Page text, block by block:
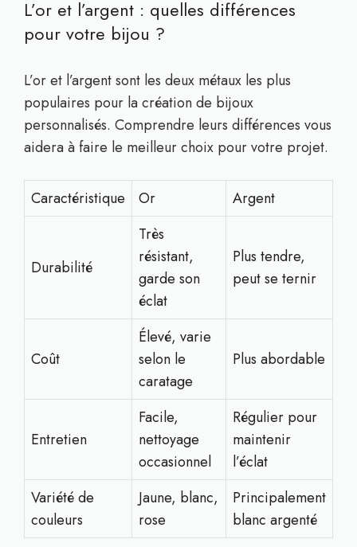
L’or et l’argent : quelles différences
pour votre bijou ?
L’or et l’argent sont les deux métaux les plus
populaires pour la création de bijoux
personnalisés. Comprendre leurs différences vous
aidera à faire le meilleur choix pour votre projet.
Caractéristique Or Argent
Durabilité
Très
résistant,
garde son
éclat
Plus tendre,
peut se ternir
Coût
Élevé, varie
selon le
caratage
Plus abordable
Entretien
Facile,
nettoyage
occasionnel
Régulier pour
maintenir
l’éclat
Variété de
couleurs
Jaune, blanc,
rose
Principalement
blanc argenté